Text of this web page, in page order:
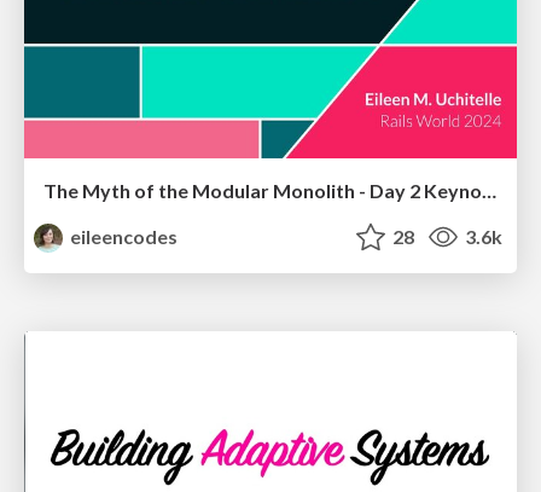
The Myth of the Modular Monolith - Day 2 Keynote - Rails World 2024
eileencodes
28 3.6k